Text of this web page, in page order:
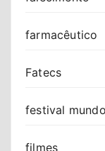
farmacêutico
Fatecs
festival
filmes